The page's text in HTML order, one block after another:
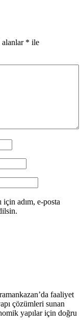
* ile
için adım, e-posta
faaliyet
çözümleri sunan
yapılar için doğru